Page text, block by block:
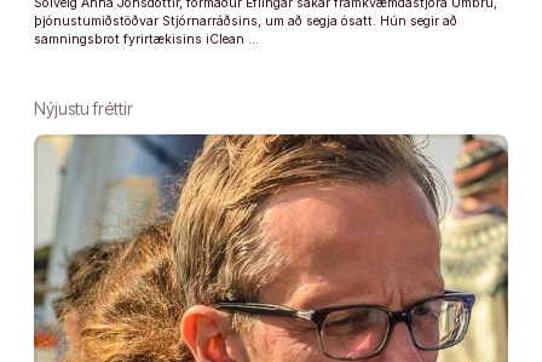
þjónustumiðstöðvar Stjórnarráðsins, um að segja ósatt. Hún segir að
samningsbrot fyrirtækisins iClean …
Nýjustu fréttir